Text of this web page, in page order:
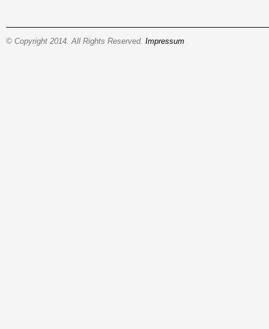
© Copyright 2014. All Rights Reserved. Impressum